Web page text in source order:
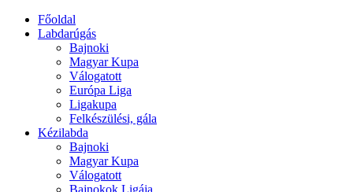
Főoldal
Labdarúgás
Bajnoki
Magyar Kupa
Válogatott
Európa Liga
Ligakupa
Felkészülési, gála
Kézilabda
Bajnoki
Magyar Kupa
Válogatott
Bajnokok Ligája